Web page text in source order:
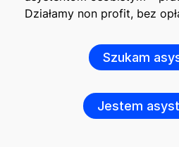
Działamy non profit, bez
Szukam
Jestem